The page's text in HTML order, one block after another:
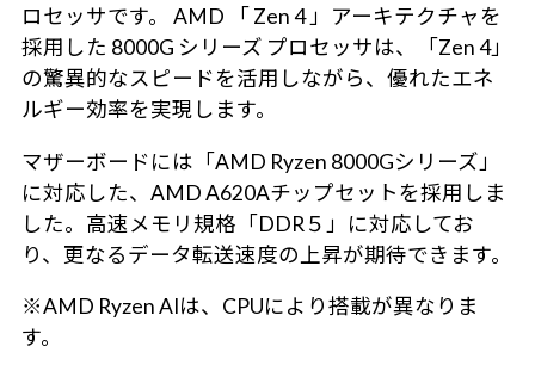
ロセッサです。 AMD 「 Zen 4 」アーキテクチャを
採用した 8000G シリーズ プロセッサは、「Zen 4」
の驚異的なスピードを活用しながら、優れたエネ
ルギー効率を実現します。
マザーボードには「AMD Ryzen 8000Gシリーズ」
に対応した、AMD A620Aチップセットを採用しま
した。高速メモリ規格「DDR５」に対応してお
り、更なるデータ転送速度の上昇が期待できます。
※AMD Ryzen AIは、CPUにより搭載が異なりま
す。